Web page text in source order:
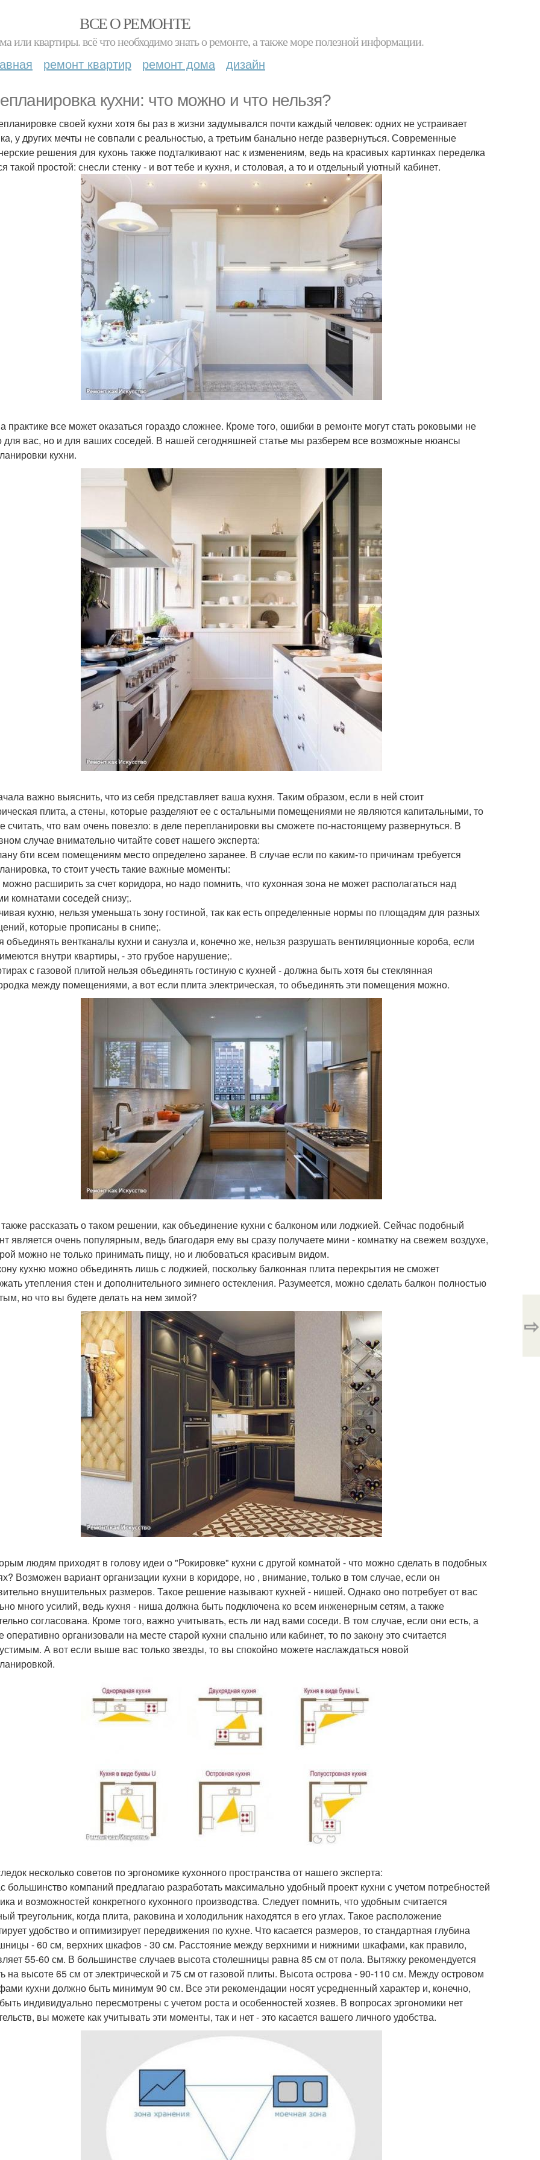
ВСЕ О РЕМОНТЕ
или квартиры. всё что необходимо знать о ремонте, а также море полезной информации.
ремонт квартир ремонт дома дизайн
кухни: что можно и что нельзя?
своей кухни хотя бы раз в жизни задумывался почти каждый человек: одних не устраивает
у других мечты не совпали с реальностью, а третьим банально негде развернуться. Современные
решения для кухонь также подталкивают нас к изменениям, ведь на красивых картинках переделка
такой простой: снесли стенку - и вот тебе и кухня, и столовая, а то и отдельный уютный кабинет.
практике все может оказаться гораздо сложнее. Кроме того, ошибки в ремонте могут стать роковыми не
для вас, но и для ваших соседей. В нашей сегодняшней статье мы разберем все возможные нюансы
кухни.
важно выяснить, что из себя представляет ваша кухня. Таким образом, если в ней стоит
плита, а стены, которые разделяют ее с остальными помещениями не являются капитальными, то
считать, что вам очень повезло: в деле перепланировки вы сможете по-настоящему развернуться. В
случае внимательно читайте совет нашего эксперта:
бти всем помещениям место определено заранее. В случае если по каким-то причинам требуется
то стоит учесть такие важные моменты:
расширить за счет коридора, но надо помнить, что кухонная зона не может располагаться над
комнатами соседей снизу;.
кухню, нельзя уменьшать зону гостиной, так как есть определенные нормы по площадям для разных
которые прописаны в снипе;.
объединять вентканалы кухни и санузла и, конечно же, нельзя разрушать вентиляционные короба, если
внутри квартиры, - это грубое нарушение;.
с газовой плитой нельзя объединять гостиную с кухней - должна быть хотя бы стеклянная
между помещениями, а вот если плита электрическая, то объединять эти помещения можно.
рассказать о таком решении, как объединение кухни с балконом или лоджией. Сейчас подобный
является очень популярным, ведь благодаря ему вы сразу получаете мини - комнатку на свежем воздухе,
можно не только принимать пищу, но и любоваться красивым видом.
кухню можно объединять лишь с лоджией, поскольку балконная плита перекрытия не сможет
утепления стен и дополнительного зимнего остекления. Разумеется, можно сделать балкон полностью
но что вы будете делать на нем зимой?
людям приходят в голову идеи о "Рокировке" кухни с другой комнатой - что можно сделать в подобных
Возможен вариант организации кухни в коридоре, но , внимание, только в том случае, если он
внушительных размеров. Такое решение называют кухней - нишей. Однако оно потребует от вас
много усилий, ведь кухня - ниша должна быть подключена ко всем инженерным сетям, а также
согласована. Кроме того, важно учитывать, есть ли над вами соседи. В том случае, если они есть, а
оперативно организовали на месте старой кухни спальню или кабинет, то по закону это считается
А вот если выше вас только звезды, то вы спокойно можете наслаждаться новой
несколько советов по эргономике кухонного пространства от нашего эксперта:
большинство компаний предлагаю разработать максимально удобный проект кухни с учетом потребностей
и возможностей конкретного кухонного производства. Следует помнить, что удобным считается
треугольник, когда плита, раковина и холодильник находятся в его углах. Такое расположение
удобство и оптимизирует передвижения по кухне. Что касается размеров, то стандартная глубина
- 60 см, верхних шкафов - 30 см. Расстояние между верхними и нижними шкафами, как правило,
55-60 см. В большинстве случаев высота столешницы равна 85 см от пола. Вытяжку рекомендуется
на высоте 65 см от электрической и 75 см от газовой плиты. Высота острова - 90-110 см. Между островом
кухни должно быть минимум 90 см. Все эти рекомендации носят усредненный характер и, конечно,
индивидуально пересмотрены с учетом роста и особенностей хозяев. В вопросах эргономики нет
вы можете как учитывать эти моменты, так и нет - это касается вашего личного удобства.
⇨